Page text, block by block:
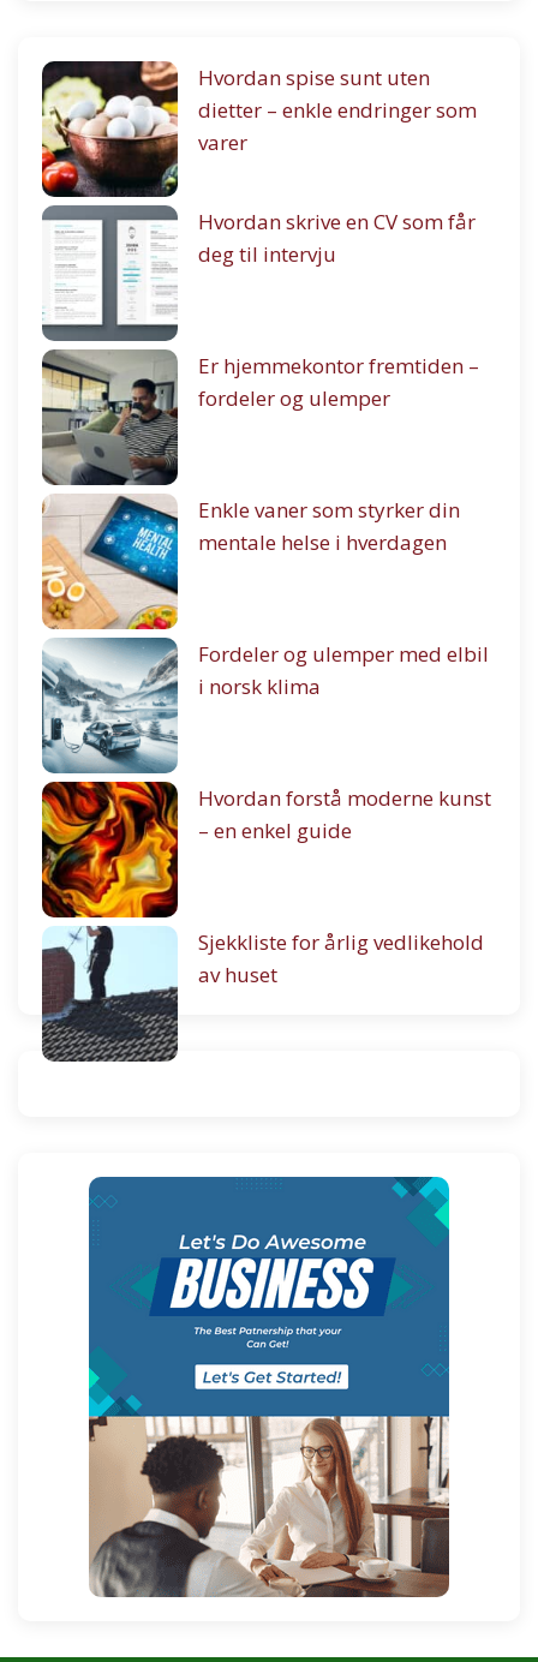
Hvordan spise sunt uten
dietter – enkle endringer som
varer
Hvordan skrive en CV som får
deg til intervju
Er hjemmekontor fremtiden –
fordeler og ulemper
Enkle vaner som styrker din
mentale helse i hverdagen
Fordeler og ulemper med elbil
i norsk klima
Hvordan forstå moderne kunst
– en enkel guide
Sjekkliste for årlig vedlikehold
av huset